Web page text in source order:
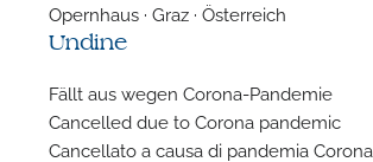
Opernhaus · Graz · Österreich
Undine
Fällt aus wegen Corona-Pandemie
Cancelled due to Corona pandemic
Cancellato a causa di pandemia Corona